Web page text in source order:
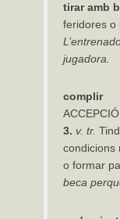
tirar amb
feridores o
jugadora.
complir
3. v. tr.
condicions
o formar
beca